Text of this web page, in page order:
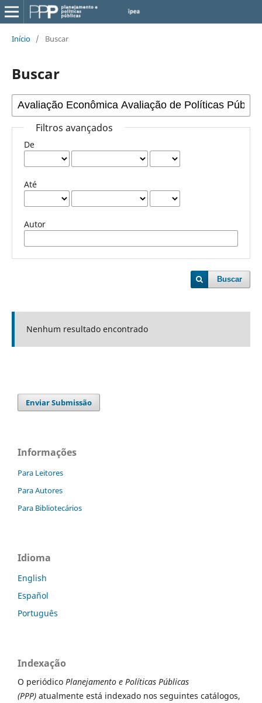
Início / Buscar
Buscar
Filtros avançados
De
Até
Autor
Buscar
Nenhum resultado encontrado
Enviar Submissão
Informações
Para Leitores
Para Autores
Para Bibliotecários
Idioma
English
Español
Português
Indexação
O periódico Planejamento e Políticas Públicas
(PPP) atualmente está indexado nos seguintes catálogos,